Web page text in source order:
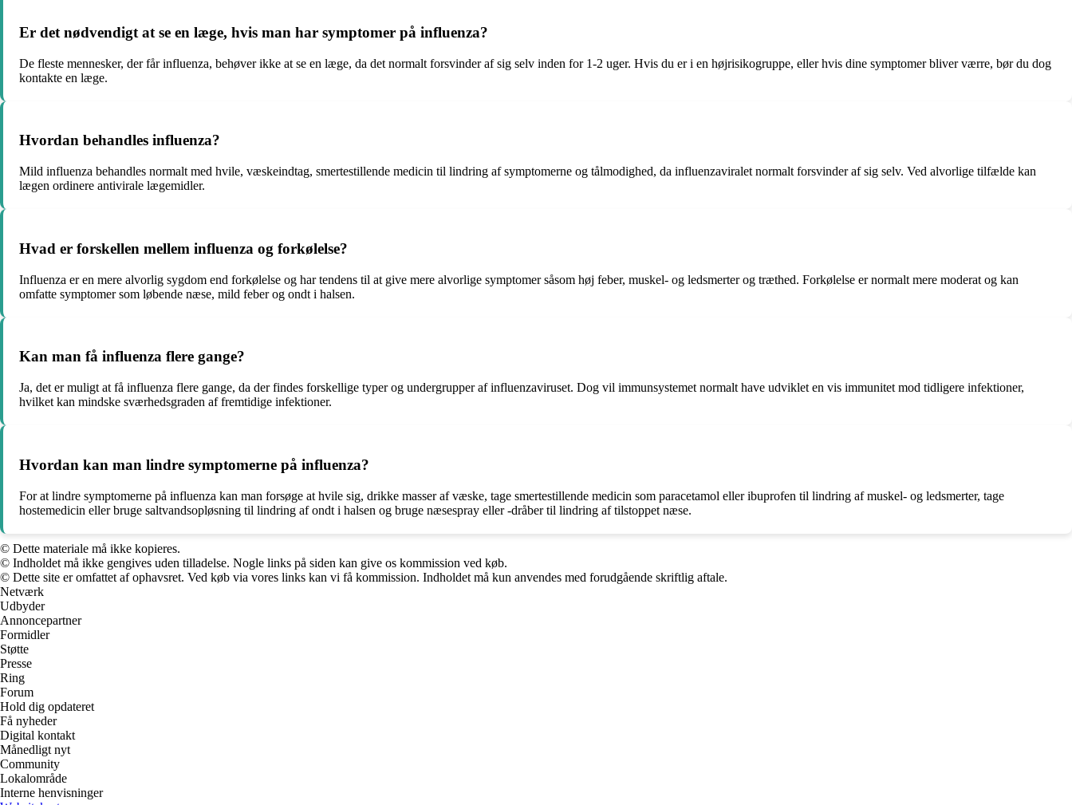
Er det nødvendigt at se en læge, hvis man har symptomer på influenza?
De fleste mennesker, der får influenza, behøver ikke at se en læge, da det normalt forsvinder af sig selv inden for 1-2 uger. Hvis du er i en højrisikogruppe, eller hvis dine symptomer bliver værre, bør du dog
kontakte en læge.
Hvordan behandles influenza?
Mild influenza behandles normalt med hvile, væskeindtag, smertestillende medicin til lindring af symptomerne og tålmodighed, da influenzaviralet normalt forsvinder af sig selv. Ved alvorlige tilfælde kan
lægen ordinere antivirale lægemidler.
Hvad er forskellen mellem influenza og forkølelse?
Influenza er en mere alvorlig sygdom end forkølelse og har tendens til at give mere alvorlige symptomer såsom høj feber, muskel- og ledsmerter og træthed. Forkølelse er normalt mere moderat og kan
omfatte symptomer som løbende næse, mild feber og ondt i halsen.
Kan man få influenza flere gange?
Ja, det er muligt at få influenza flere gange, da der findes forskellige typer og undergrupper af influenzaviruset. Dog vil immunsystemet normalt have udviklet en vis immunitet mod tidligere infektioner,
hvilket kan mindske sværhedsgraden af fremtidige infektioner.
Hvordan kan man lindre symptomerne på influenza?
For at lindre symptomerne på influenza kan man forsøge at hvile sig, drikke masser af væske, tage smertestillende medicin som paracetamol eller ibuprofen til lindring af muskel- og ledsmerter, tage
hostemedicin eller bruge saltvandsopløsning til lindring af ondt i halsen og bruge næsespray eller -dråber til lindring af tilstoppet næse.
© Dette materiale må ikke kopieres.
© Indholdet må ikke gengives uden tilladelse. Nogle links på siden kan give os kommission ved køb.
© Dette site er omfattet af ophavsret. Ved køb via vores links kan vi få kommission. Indholdet må kun anvendes med forudgående skriftlig aftale.
Netværk
Udbyder
Annoncepartner
Formidler
Støtte
Presse
Ring
Forum
Hold dig opdateret
Få nyheder
Digital kontakt
Månedligt nyt
Community
Lokalområde
Interne henvisninger